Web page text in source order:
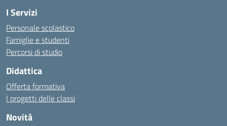
I Servizi
Personale scolastico
Famiglie e studenti
Percorsi di studio
Didattica
Offerta formativa
I progetti delle classi
Novità